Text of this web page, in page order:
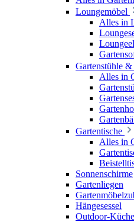
Loungemöbel
Alles in
Gartenstühle
Alles in
Gartentische
Alles in
Sonnenschirme
Gartenliegen
Hängesessel
Outdoor-